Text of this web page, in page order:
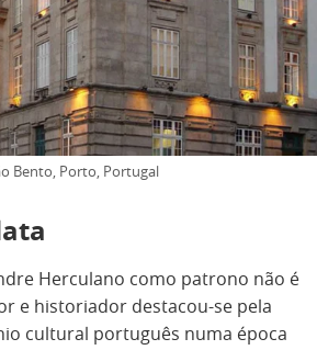
Bento, Porto, Portugal
Herculano como patrono não é
e historiador destacou-se pela
cultural português numa época